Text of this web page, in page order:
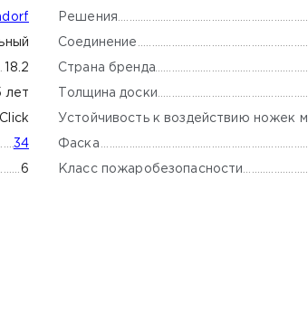
18.2
лет
Click
34
6
Решения
Соединение
Страна бренда
Толщина доски
Устойчивость к воздействию ножек
Фаска
Класс пожаробезопасности